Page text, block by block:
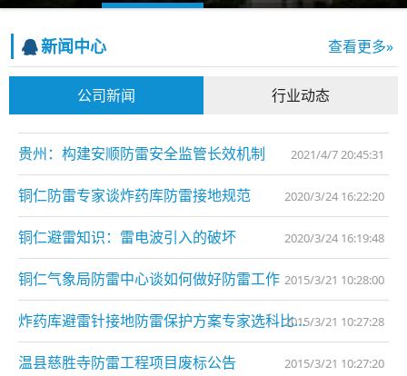
新闻中心 查看更多»
公司新闻 行业动态
贵州：构建安顺防雷安全监管长效机制 2021/4/7 20:45:31
铜仁防雷专家谈炸药库防雷接地规范 2020/3/24 16:22:20
铜仁避雷知识：雷电波引入的破坏 2020/3/24 16:19:48
铜仁气象局防雷中心谈如何做好防雷工作 2015/3/21 10:28:00
炸药库避雷针接地防雷保护方案专家选科比特防雷
2015/3/21 10:27:28
温县慈胜寺防雷工程项目废标公告 2015/3/21 10:27:20